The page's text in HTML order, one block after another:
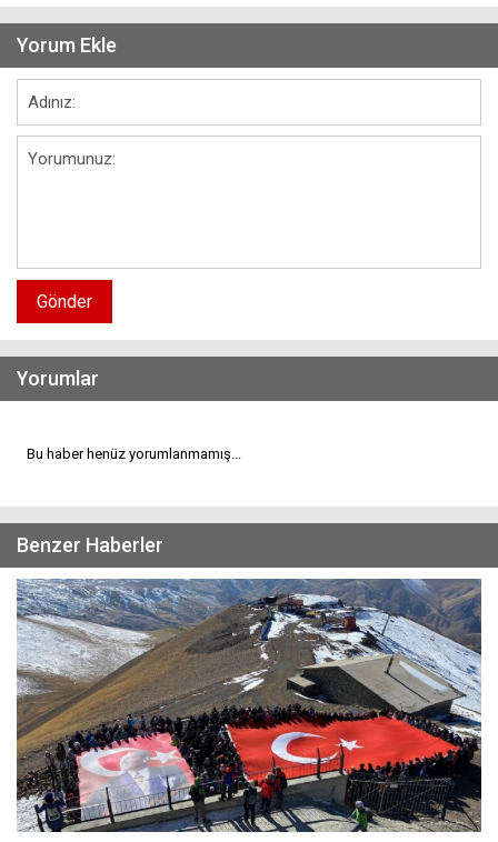
Yorum Ekle
Gönder
Yorumlar
Bu haber henüz yorumlanmamış...
Benzer Haberler